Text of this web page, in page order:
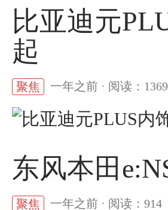
比亚迪元
起
聚焦 一年之前 · 阅读：1369
东风本田
聚焦 一年之前 · 阅读：914